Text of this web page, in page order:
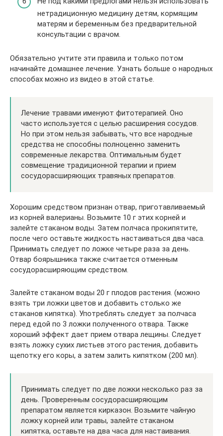
нетрадиционную медицину детям, кормящим
матерям и беременным без предварительной
консультации с врачом.
Обязательно учтите эти правила и только потом
начинайте домашнее лечение. Узнать больше о народных
способах можно из видео в этой статье.
Лечение травами именуют фитотерапией. Оно
часто используется с целью расширения сосудов.
Но при этом нельзя забывать, что все народные
средства не способны полноценно заменить
современные лекарства. Оптимальным будет
совмещение традиционной терапии и прием
сосудорасширяющих травяных препаратов.
Хорошим средством признан отвар, приготавливаемый
из корней валерианы. Возьмите 10 г этих корней и
залейте стаканом воды. Затем полчаса прокипятите,
после чего оставьте жидкость настаиваться два часа.
Принимать следует по ложке четыре раза за день.
Отвар боярышника также считается отменным
сосудорасширяющим средством.
Залейте стаканом воды 20 г плодов растения. (можно
взять три ложки цветов и добавить столько же
стаканов кипятка). Употреблять следует за полчаса
перед едой по 3 ложки полученного отвара. Также
хороший эффект дает прием отвара лещины. Следует
взять ложку сухих листьев этого растения, добавить
щепотку его коры, а затем залить кипятком (200 мл).
Принимать следует по две ложки несколько раз за
день. Проверенным сосудорасширяющим
препаратом является кирказон. Возьмите чайную
ложку корней или травы, залейте стаканом
кипятка, оставьте на два часа для настаивания.